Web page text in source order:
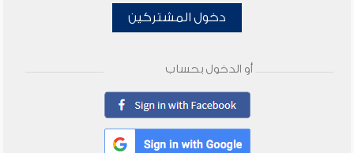
دخول المشتركين
أو الدخول بحساب